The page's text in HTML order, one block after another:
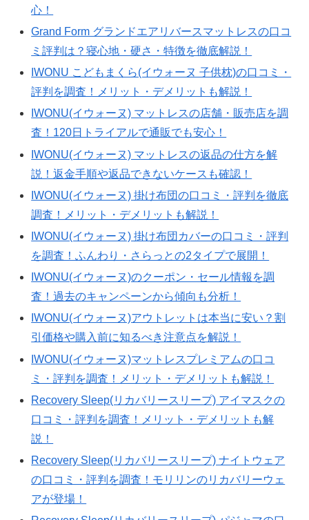
心！
Grand Form グランドエアリバースマットレスの口コ
ミ評判は？寝心地・硬さ・特徴を徹底解説！
IWONU こどもまくら(イウォーヌ 子供枕)の口コミ・
評判を調査！メリット・デメリットも解説！
IWONU(イウォーヌ) マットレスの店舗・販売店を調
査！120日トライアルで通販でも安心！
IWONU(イウォーヌ) マットレスの返品の仕方を解
説！返金手順や返品できないケースも確認！
IWONU(イウォーヌ) 掛け布団の口コミ・評判を徹底
調査！メリット・デメリットも解説！
IWONU(イウォーヌ) 掛け布団カバーの口コミ・評判
を調査！ふんわり・さらっとの2タイプで展開！
IWONU(イウォーヌ)のクーポン・セール情報を調
査！過去のキャンペーンから傾向も分析！
IWONU(イウォーヌ)アウトレットは本当に安い？割
引価格や購入前に知るべき注意点を解説！
IWONU(イウォーヌ)マットレスプレミアムの口コ
ミ・評判を調査！メリット・デメリットも解説！
Recovery Sleep(リカバリースリープ) アイマスクの
口コミ・評判を調査！メリット・デメリットも解
説！
Recovery Sleep(リカバリースリープ) ナイトウェア
の口コミ・評判を調査！モリリンのリカバリーウェ
アが登場！